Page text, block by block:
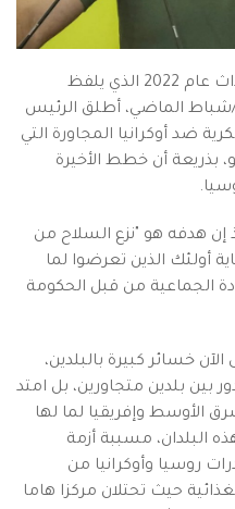
يُعد الغزو الروسي لأوكرانيا أبرز أحداث عام 2022 الذي يلفظ
ففي 24 من فبراير/شباط الماضي، أطلق الرئيس
ضد أوكرانيا المجاورة التي
بذريعة أن خطط الأخيرة
هدفه هو "نزع السلاح من
أولئك الذين تعرضوا لما
الجماعية من قبل الحكومة
خسائر كبيرة بالبلدين،
بين بلدين متجاورين، بل امتد
الأوسط وإفريقيا لما لها
البلدان، مسببة أزمة
روسيا وأوكرانيا من
حيث تحتلان مركزا هاما